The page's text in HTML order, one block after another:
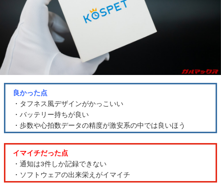
良かった点
・タフネス風デザインがかっこいい
・バッテリー持ちが良い
・歩数や心拍数データの精度が激安系の中では良いほう
イマイチだった点
・通知は3件しか記録できない
・ソフトウェアの出来栄えがイマイチ